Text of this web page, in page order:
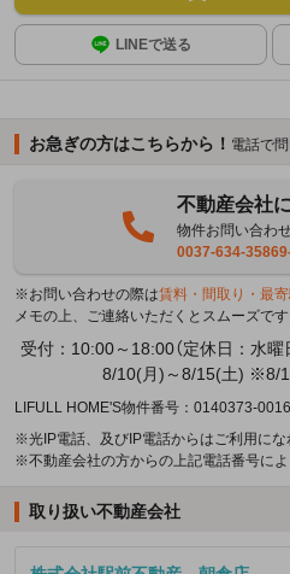
LINEで送る
お急ぎの方はこちらから！ 電話で
不動産会社
物件お問い合わ
0037-634-
※お問い合わせの際は賃料・間取り・最
メモの上、ご連絡いただくとスムーズです
受付：10:00～18:00（定休日：水曜
8/10(月)～8/15(土) ※8/
LIFULL HOME'S物件番号：0140373-
※光IP電話、及びIP電話からはご利用にな
※不動産会社の方からの上記電話番号によ
取り扱い不動産会社